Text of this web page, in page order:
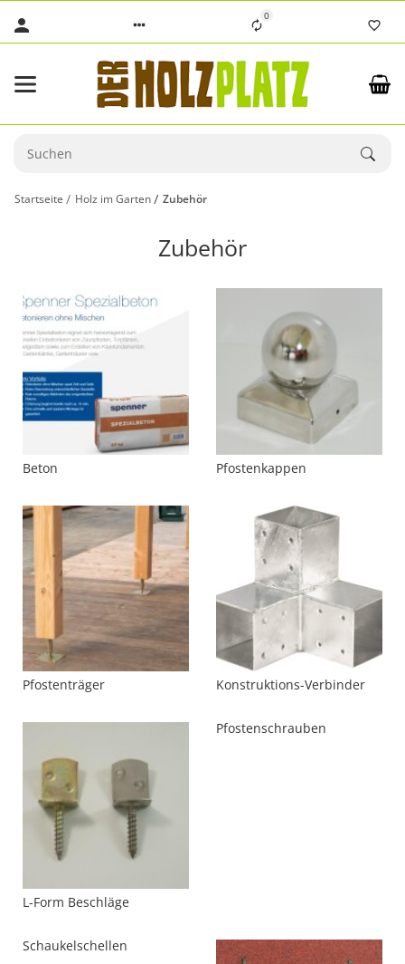
0
Startseite Holz im Garten Zubehör
Zubehör
Beton Pfostenkappen
Pfostenträger Konstruktions-Verbinder
L-Form Beschläge
Pfostenschrauben
Schaukelschellen